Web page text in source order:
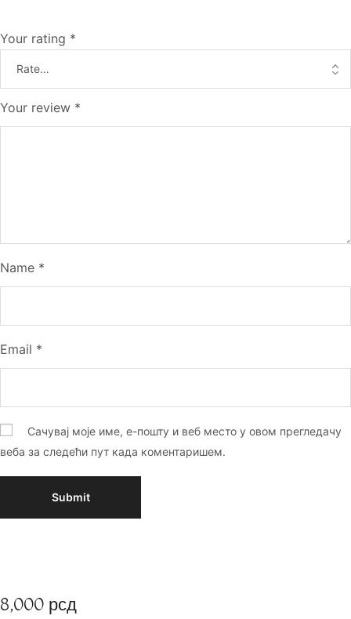
Your rating *
Your review *
Name *
Email *
Сачувај моје име, е-пошту и веб место у овом прегледачу
веба за следећи пут када коментаришем.
8,000 рсд